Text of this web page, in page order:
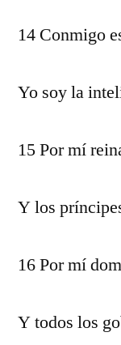
14 Conmigo
Yo soy la
15 Por mí
Y los
16 Por mí
Y todos los